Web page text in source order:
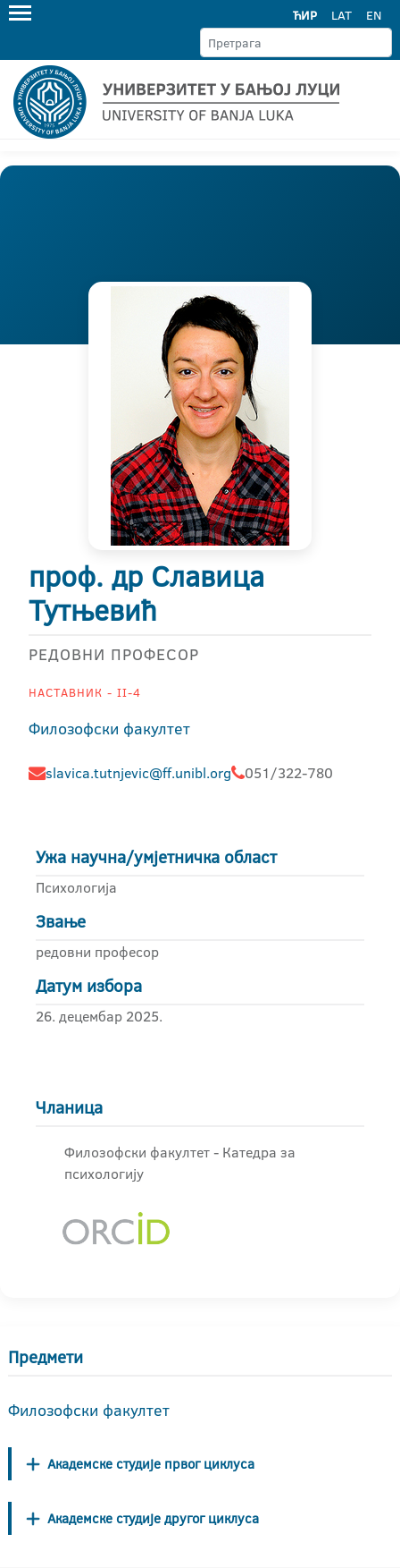
ЋИР LAT EN
проф. др Славица
Тутњевић
РЕДОВНИ ПРОФЕСОР
НАСТАВНИК - II-4
Филозофски факултет
slavica.tutnjevic@ff.unibl.org 051/322-780
Ужа научна/умјетничка област
Психологија
Звање
редовни професор
Датум избора
26. децембар 2025.
Чланица
Филозофски факултет - Катедра за
психологију
Предмети
Филозофски факултет
Академске студије првог циклуса
Академске студије другог циклуса